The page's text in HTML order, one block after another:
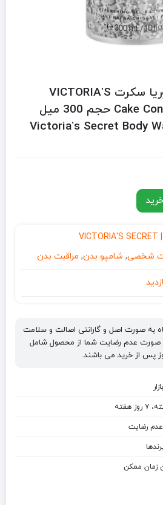
شامپو بدن ویکتوریا سکرت VICTORIA’S
SECRET مدل Cake Confetti حجم 300 میل
Victoria’s Secret Body
شخصی, شامپو بدن, مراقبت بدن
به صورت اصل و گارانتی اصالت و سلامت
صورت عدم رضایت شما از محصول شامل
رضایت
زمان ممکن